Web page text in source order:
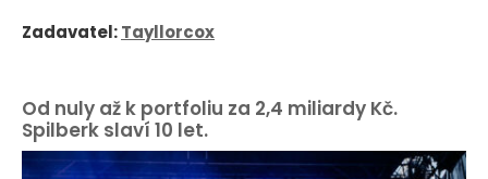
Zadavatel:Tayllorcox
Od nuly až k portfoliu za 2,4 miliardy Kč.
Spilberk slaví 10 let.